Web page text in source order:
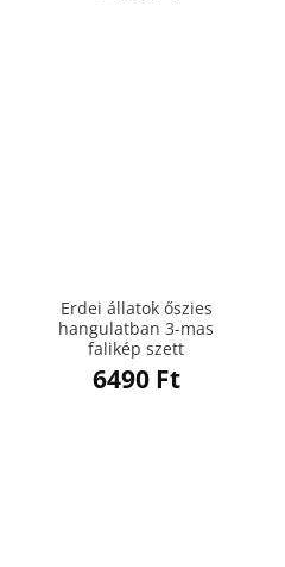
Erdei állatok őszies
hangulatban 3-mas
falikép szett
6490 Ft